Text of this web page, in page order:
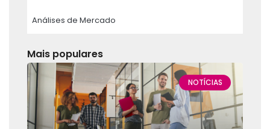
Análises de Mercado
Mais populares
NOTÍCIAS